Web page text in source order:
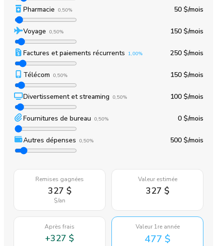
Pharmacie 0,50% 50 $/mois
Voyage 0,50% 150 $/mois
Factures et paiements récurrents 1,00% 250 $/mois
Télécom 0,50% 150 $/mois
Divertissement et streaming 0,50% 100 $/mois
Fournitures de bureau 0,50% 0 $/mois
Autres dépenses 0,50% 500 $/mois
Remises gagnées
327 $
$/an
Valeur estimée
327 $
Après frais
+327 $
Valeur 1re année
477 $